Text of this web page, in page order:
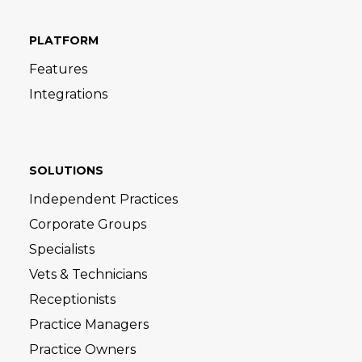
PLATFORM
Features
Integrations
SOLUTIONS
Independent Practices
Corporate Groups
Specialists
Vets & Technicians
Receptionists
Practice Managers
Practice Owners